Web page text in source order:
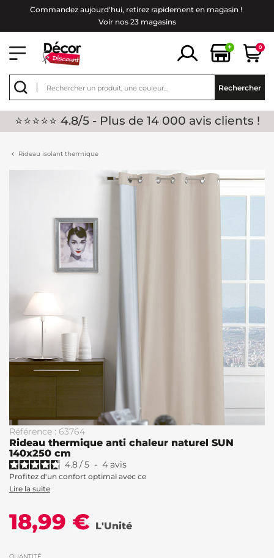
Commandez aujourd'hui, retirez rapidement en magasin !
Voir nos 23 magasins
+ 0
Rechercher
⭐⭐⭐⭐⭐ 4.8/5 - Plus de 14 000 avis clients !
Rideau isolant thermique
Référence : 63764
Rideau thermique anti chaleur naturel SUN
140x250 cm
4.8/5 - 4 avis
Profitez d'un confort optimal avec ce
Lire la suite
18,99 € L'Unité